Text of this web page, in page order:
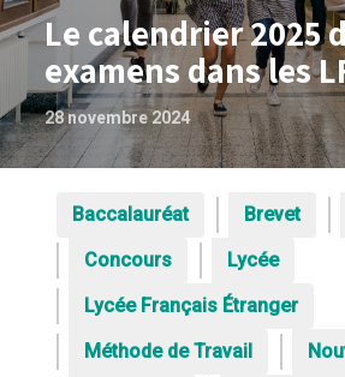
Le calendrier 2025
examens dans les
28 novembre 2024
Baccalauréat Brevet
Concours
Lycée
Lycée Français Étranger
Méthode de Travail